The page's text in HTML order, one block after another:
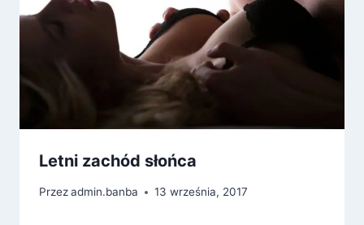
Letni zachód słońca
Przezadmin.banba 13 września, 2017